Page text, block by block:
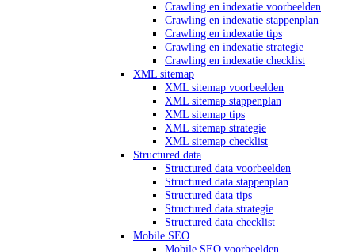
Crawling en indexatie voorbeelden
Crawling en indexatie stappenplan
Crawling en indexatie tips
Crawling en indexatie strategie
Crawling en indexatie checklist
XML sitemap
XML sitemap voorbeelden
XML sitemap stappenplan
XML sitemap tips
XML sitemap strategie
XML sitemap checklist
Structured data
Structured data voorbeelden
Structured data stappenplan
Structured data tips
Structured data strategie
Structured data checklist
Mobile SEO
Mobile SEO voorbeelden